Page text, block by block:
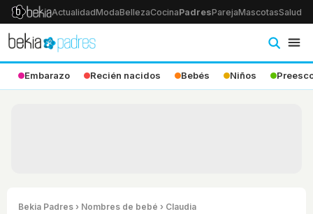
ActualidadModaBellezaCocinaPadresParejaMascotasSalud
Embarazo Recién nacidos Bebés Niños
Bekia Padres › Nombres de bebé › Claudia